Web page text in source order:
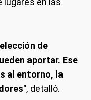
de
aportar. Ese
al entorno, la
, detalló.